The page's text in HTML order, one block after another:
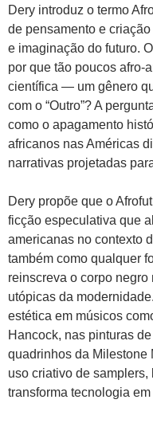
Dery introduz o termo
de pensamento e
e imaginação do futuro.
por que tão poucos afro-
científica — um gênero
com o “Outro”? A
como o apagamento
africanos nas Américas
narrativas projetadas
Dery propõe que o
ficção especulativa que
americanas no contexto
também como qualquer
reinscreva o corpo
utópicas da
estética em músicos
Hancock, nas pinturas
quadrinhos da Milestone
uso criativo de
transforma tecnologia